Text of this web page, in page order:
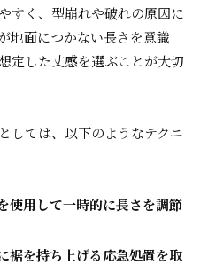
すく、型崩れや破れの原因に
地面につかない長さを意識
定した丈感を選ぶことが大切
しては、以下のようなテクニ
使用して一時的に長さを調節
裾を持ち上げる応急処置を取